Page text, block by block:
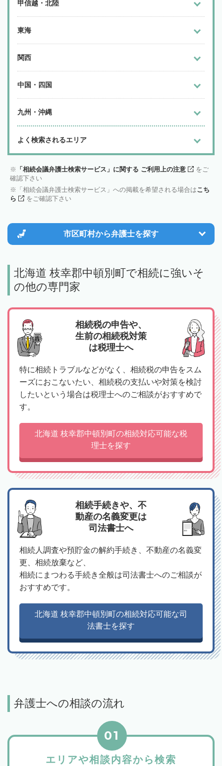
甲信越・北陸
東海
関西
中国・四国
九州・沖縄
よく検索されるエリア
「相続会議弁護士検索サービス」に関する ご利用上の注意
をご
確認下さい
「相続会議弁護士検索サービス」への掲載を希望される場合はこち
ら
をご確認下さい
市区町村から弁護士を探す
北海道 枝幸郡中頓別町で相続に強いそ
の他の専門家
相続税の申告や、
生前の相続税対策
は税理士へ
特に相続トラブルなどがなく、相続税の申告をスム
ーズにおこないたい、相続税の支払いや対策を検討
したいという場合は税理士へのご相談がおすすめで
す。
北海道 枝幸郡中頓別町の相続対応可能な税
理士を探す
相続手続きや、不
動産の名義変更は
司法書士へ
相続人調査や預貯金の解約手続き、不動産の名義変
更、相続放棄など、
相続にまつわる手続き全般は司法書士へのご相談が
おすすめです。
北海道 枝幸郡中頓別町の相続対応可能な司
法書士を探す
弁護士への相談の流れ
エリアや相談内容から検索
01